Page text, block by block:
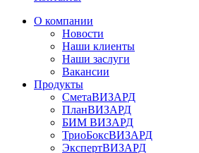
О компании
Новости
Наши клиенты
Наши заслуги
Вакансии
Продукты
СметаВИЗАРД
ПланВИЗАРД
БИМ ВИЗАРД
ТриоБоксВИЗАРД
ЭкспертВИЗАРД